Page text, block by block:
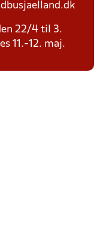
22/4 til 3.
11.-12. maj.